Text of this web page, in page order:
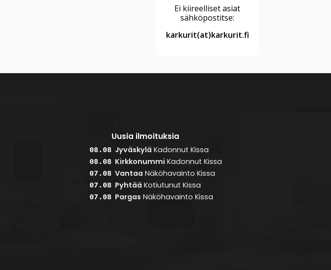
Ei kiireelliset asiat
sähköpostitse:
karkurit(at)karkurit.fi
Uusia ilmoituksia
08.08 Jyväskylä Kadonnut Kissa
08.08 Kirkkonummi Kadonnut Kissa
07.08 Vantaa Näköhavainto Kissa
07.08 Pyhtää Kotiutunut Kissa
07.08 Pargas Näköhavainto Kissa